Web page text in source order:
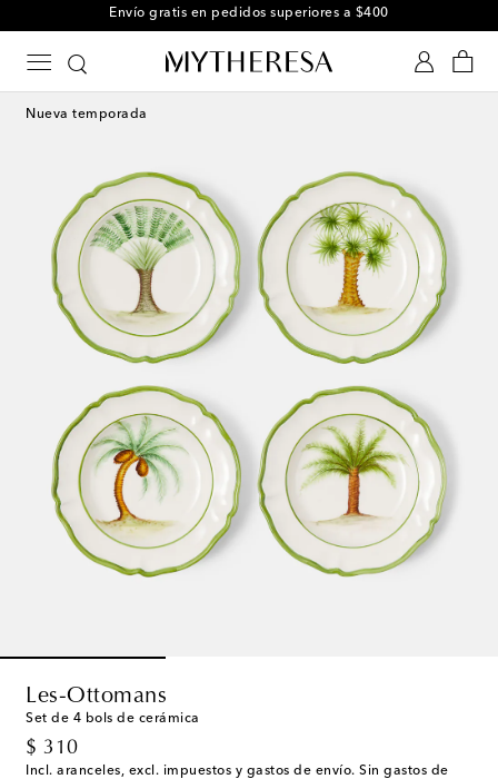
Envío gratis en pedidos superiores a $400
Nueva temporada
Les-Ottomans
Set de 4 bols de cerámica
$ 310
original price
Incl. aranceles, excl. impuestos y gastos de envío. Sin gastos de